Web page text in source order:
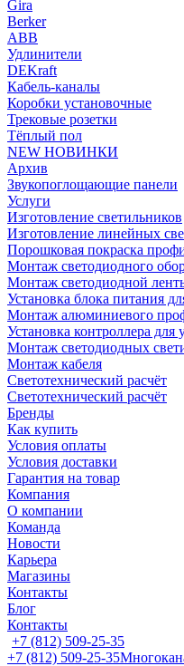
Gira
Berker
ABB
Удлинители
DEKraft
Кабель-каналы
Коробки установочные
Трековые розетки
Тёплый пол
NEW НОВИНКИ
Архив
Звукопоглощающие панели
Услуги
Изготовление светильников
Изготовление линейных
Порошковая покраска
Монтаж светодиодного
Монтаж светодиодной
Установка блока питания
Монтаж алюминиевого
Установка контроллера для
Монтаж светодиодных
Монтаж кабеля
Светотехнический расчёт
Светотехнический расчёт
Бренды
Как купить
Условия оплаты
Условия доставки
Гарантия на товар
Компания
О компании
Команда
Новости
Карьера
Магазины
Контакты
Блог
Контакты
+7 (812) 509-25-35
+7 (812) 509-25-35